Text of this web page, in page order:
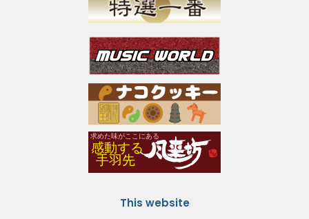
This website